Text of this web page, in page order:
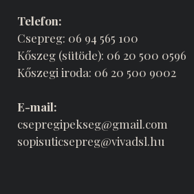
Telefon:
Csepreg: 06 94 565 100
Kőszeg (sütöde): 06 20 500 0596
Kőszegi iroda: 06 20 500 9002
E-mail:
csepregipekseg@gmail.com
sopisuticsepreg@vivadsl.hu